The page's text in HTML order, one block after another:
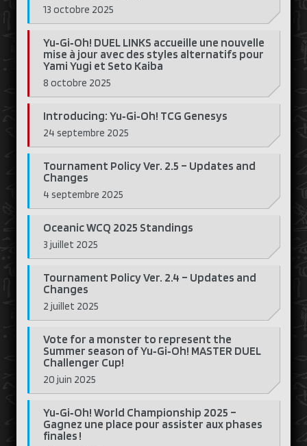
13 octobre 2025
Yu‑Gi‑Oh! DUEL LINKS accueille une nouvelle
mise à jour avec des styles alternatifs pour
Yami Yugi et Seto Kaiba
8 octobre 2025
Introducing: Yu‑Gi‑Oh! TCG Genesys
24 septembre 2025
Tournament Policy Ver. 2.5 – Updates and
Changes
4 septembre 2025
Oceanic WCQ 2025 Standings
3 juillet 2025
Tournament Policy Ver. 2.4 – Updates and
Changes
2 juillet 2025
Vote for a monster to represent the
Summer season of Yu‑Gi‑Oh! MASTER DUEL
Challenger Cup!
20 juin 2025
Yu‑Gi‑Oh! World Championship 2025 –
Gagnez une place pour assister aux phases
finales !